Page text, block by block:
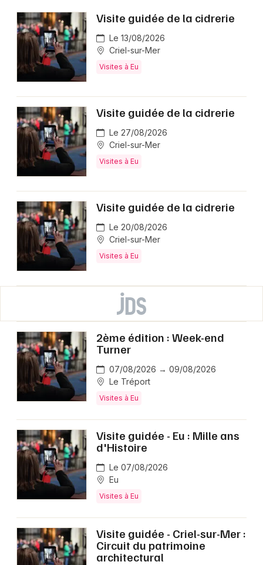
Visite guidée de la cidrerie
Le 13/08/2026
Criel-sur-Mer
Visites à Eu
Visite guidée de la cidrerie
Le 27/08/2026
Criel-sur-Mer
Visites à Eu
Visite guidée de la cidrerie
Le 20/08/2026
Criel-sur-Mer
Visites à Eu
2ème édition : Week-end
Turner
07/08/2026 → 09/08/2026
Le Tréport
Visites à Eu
Visite guidée - Eu : Mille ans
d'Histoire
Le 07/08/2026
Eu
Visites à Eu
Visite guidée - Criel-sur-Mer :
Circuit du patrimoine
architectural